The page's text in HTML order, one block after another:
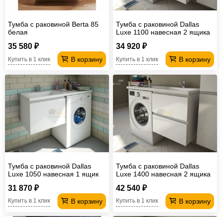
Тумба с раковиной Berta 85
белая
35 580 ₽
В корзину
Купить в 1 клик
Тумба с раковиной Dallas
Luxe 1100 навесная 2 ящика
34 920 ₽
В корзину
Купить в 1 клик
Тумба с раковиной Dallas
Luxe 1050 навесная 1 ящик
31 870 ₽
В корзину
Купить в 1 клик
Тумба с раковиной Dallas
Luxe 1400 навесная 2 ящика
42 540 ₽
В корзину
Купить в 1 клик